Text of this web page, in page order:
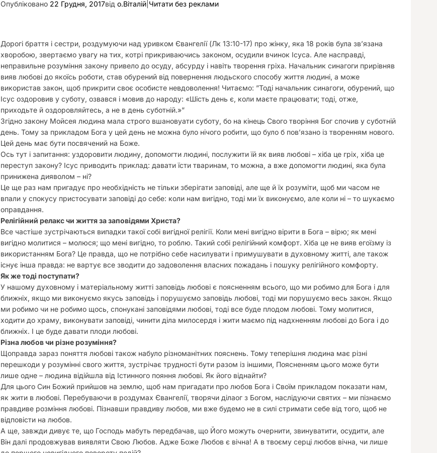
Опубліковано 22 Грудня, 2017від о.Віталій Читати без реклами
Дорогі браття і сестри, роздумуючи над уривком Євангелії (Лк 13:10-17) про жінку, яка 18 років була зв’язана
хворобою, звертаємо увагу на тих, котрі прикриваючись законом, осудили вчинок Ісуса. Але насправді,
неправильне розуміння закону привело до осуду, абсурду і навіть творення гріха. Начальник синагоги прирівняв
вияв любові до якоїсь роботи, став обурений від повернення людьского способу життя людині, а може
використав закон, щоб прикрити своє особисте невдоволення! Читаємо: ”Тоді начальник синагоги, обурений, що
Ісус оздоровив у суботу, озвався і мовив до народу: «Шість день є, коли маєте працювати; тоді, отже,
приходьте й оздоровляйтесь, а не в день суботній.»”
Згідно закону Мойсея людина мала строго вшановуати суботу, бо на кінець Свого творіння Бог спочив у суботній
день. Тому за прикладом Бога у цей день не можна було нічого робити, що було б пов’язано із творенням нового.
Цей день має бути посвячений на Боже.
Ось тут і запитання: уздоровити людину, допомогти людині, послужити їй як вияв любові – хіба це гріх, хіба це
переступ закону? Ісус приводить приклад: давати їсти тваринам, то можна, а вже допомогти людині, яка була
принижена дияволом – ні?
Це ще раз нам пригадує про необхідність не тільки зберігати заповіді, але ще й їх розуміти, щоб ми часом не
впали у спокусу пристосувати заповіді до себе: коли нам вигідно, тоді ми їх виконуємо, але коли ні – то шукаємо
оправдання.
Релігійний релакс чи життя за заповідями Христа?
Все частіше зустрічаються випадки такої собі вигідної релігії. Коли мені вигідно вірити в Бога – вірю; як мені
вигідно молитися – молюся; що мені вигідно, то роблю. Такий собі релігійний комфорт. Хіба це не вияв егоїзму із
використанням Бога? Це правда, що не потрібно себе насилувати і примушувати в духовному житті, але також
існує інша правда: не вартує все зводити до задоволення власних пожадань і пошуку релігійного комфорту.
Як же тоді поступати?
У нашому духовному і матеріальному житті заповідь любові є поясненням всього, що ми робимо для Бога і для
ближніх, якщо ми виконуємо якусь заповідь і порушуємо заповідь любові, тоді ми порушуємо весь закон. Якщо
ми робимо чи не робимо щось, спонукані заповідями любові, тоді все буде плодом любові. Тому молитися,
ходити до храму, виконувати заповіді, чинити діла милосердя і жити маємо під надхненням любові до Бога і до
ближніх. І це буде давати плоди любові.
Різна любов чи різне розуміння?
Щоправда зараз поняття любові також набуло різноманітних пояснень. Тому теперішня людина має різні
перешкоди у розумінні свого життя, зустрічає трудності бути разом із іншими, Поясненням цього може бути
лише одне – людина відійшла від Істинного пояння любові. Як його віднайти?
Для цього Син Божий прийшов на землю, щоб нам пригадати про любов Бога і Своїм прикладом показати нам,
як жити в любові. Перебуваючи в роздумах Євангелії, творячи ділаог з Богом, наслідуючи святих – ми пізнаємо
правдиве розміння любові. Пізнавши правдиву любов, ми вже будемо не в силі стримати себе від того, щоб не
відповісти на любов.
А ще, завжди дивує те, що Господь мабуть передбачав, що Його можуть очернити, звинуватити, осудити, але
Він далі продовжував виявляти Свою Любов. Адже Боже Любов є вічна! А в твоєму серці любов вічна, чи лише